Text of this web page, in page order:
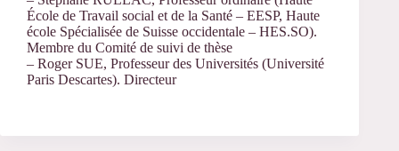
École de Travail social et de la Santé – EESP, Haute
école Spécialisée de Suisse occidentale – HES.SO).
Membre du Comité de suivi de thèse
– Roger SUE, Professeur des Universités (Université
Paris Descartes). Directeur